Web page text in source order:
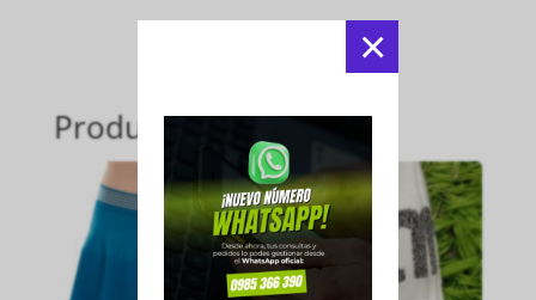
×
Productos relacionados